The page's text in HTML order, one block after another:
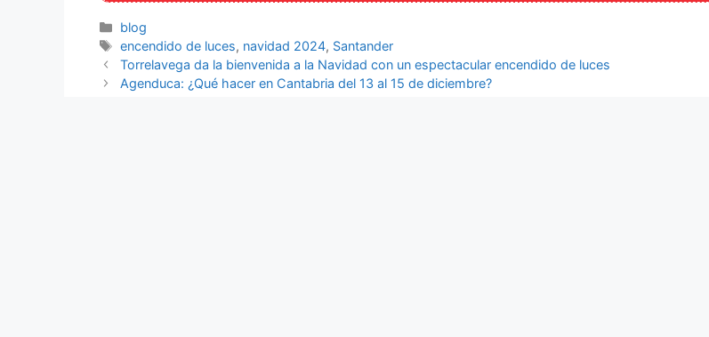
Categorías
blog
Etiquetas
encendido de luces, navidad 2024, Santander
Torrelavega da la bienvenida a la Navidad con un espectacular encendido de luces
Agenduca: ¿Qué hacer en Cantabria del 13 al 15 de diciembre?